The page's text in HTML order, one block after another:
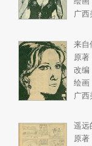
来自
改编
绘画
遥远
原著